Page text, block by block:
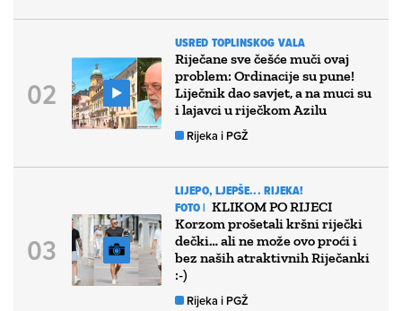
USRED TOPLINSKOG VALA
Riječane sve češće muči ovaj
problem: Ordinacije su pune!
Liječnik dao savjet, a na muci su
i lajavci u riječkom Azilu
Rijeka i PGŽ
LIJEPO, LJEPŠE... RIJEKA!
FOTO | KLIKOM PO RIJECI
Korzom prošetali kršni riječki
dečki… ali ne može ovo proći i
bez naših atraktivnih Riječanki
:-)
Rijeka i PGŽ